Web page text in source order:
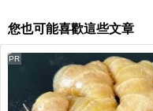
您也可能喜歡這些文章
PR